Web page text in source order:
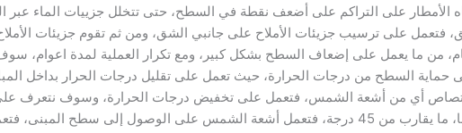
الأمطار على التراكم على أضعف نقطة في السطح، حتى تتخلل جزييات الماء
فتعمل على ترسيب جزيئات الأملاح على جانبي الشق، ومن ثم تقوم جزيئات
من ما يعمل على إضعاف السطح بشكل كبير، ومع تكرار العملية لمدة اعوام، سوف
حماية السطح من درجات الحرارة، حيث تعمل على تقليل درجات الحرار بداخل
أي من أشعة الشمس، فتعمل على تخفيض درجات الحرارة، وسوف نتعرف على
منطقة ما، ما يقارب من 45 درجة، فتعمل أشعة الشمس على الوصول إلى